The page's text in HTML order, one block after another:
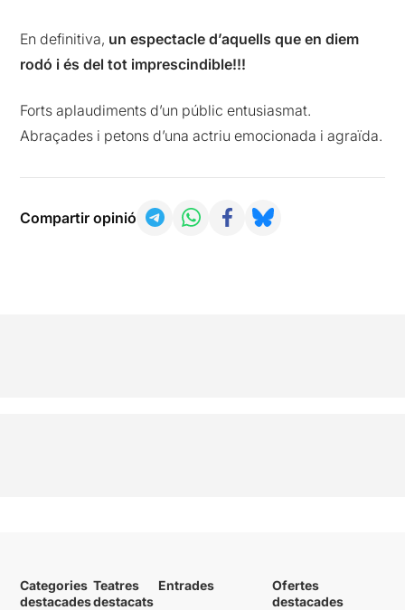
En definitiva, un espectacle d’aquells que en diem
rodó i és del tot imprescindible!!!
Forts aplaudiments d’un públic entusiasmat.
Abraçades i petons d’una actriu emocionada i agraïda.
Compartir opinió
Categories
destacades
Teatres
destacats
Entrades
Ofertes
destacades